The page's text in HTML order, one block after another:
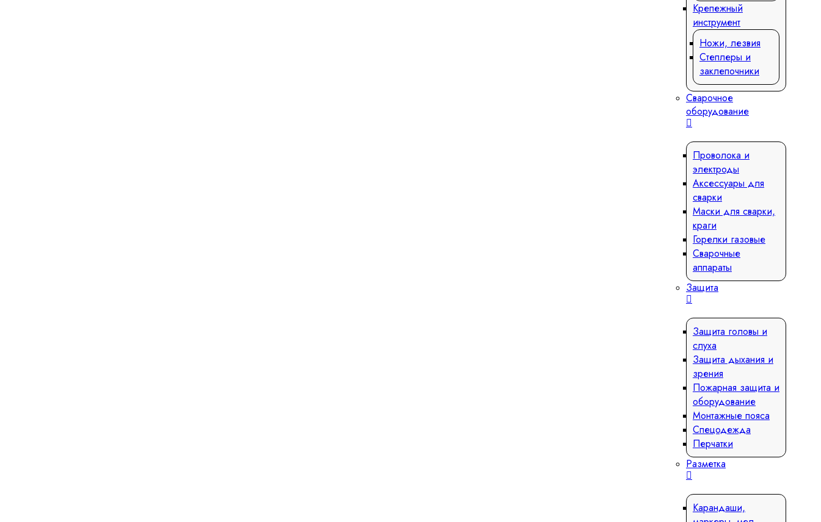
Крепежный
инструмент
Ножи, лезвия
Степлеры и
заклепочники
Сварочное
оборудование
Проволока и
электроды
Аксессуары для
сварки
Маски для сварки,
краги
Горелки газовые
Сварочные
аппараты
Защита
Защита головы и
слуха
Защита дыхания и
зрения
Пожарная защита и
оборудование
Монтажные пояса
Спецодежда
Перчатки
Разметка
Карандаши,